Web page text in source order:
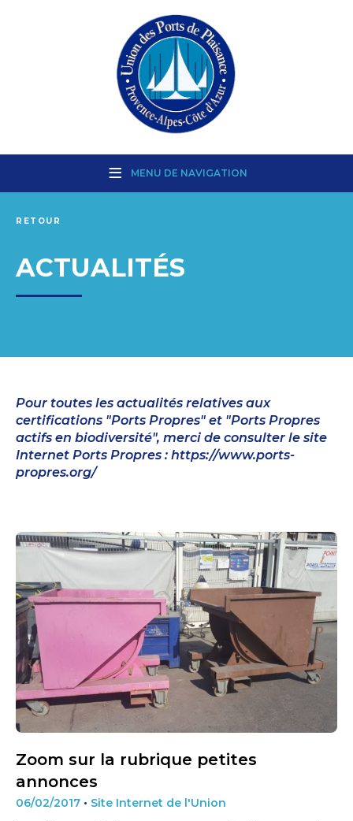
MENU DE NAVIGATION
RETOUR
ACTUALITÉS
Pour toutes les actualités relatives aux
certifications "Ports Propres" et "Ports Propres
actifs en biodiversité", merci de consulter le site
Internet Ports Propres : https://www.ports-
propres.org/
Zoom sur la rubrique petites
annonces
06/02/2017 • Site Internet de l'Union